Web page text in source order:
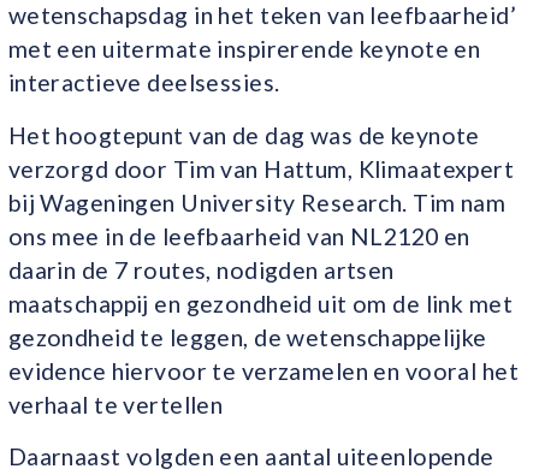
wetenschapsdag in het teken van leefbaarheid’
met een uitermate inspirerende keynote en
interactieve deelsessies.
Het hoogtepunt van de dag was de keynote
verzorgd door Tim van Hattum, Klimaatexpert
bij Wageningen University Research. Tim nam
ons mee in de leefbaarheid van NL2120 en
daarin de 7 routes, nodigden artsen
maatschappij en gezondheid uit om de link met
gezondheid te leggen, de wetenschappelijke
evidence hiervoor te verzamelen en vooral het
verhaal te vertellen
Daarnaast volgden een aantal uiteenlopende